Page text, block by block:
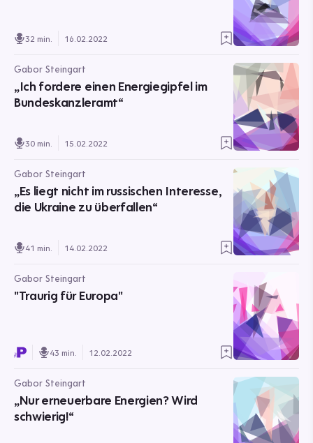
32 min. 16.02.2022
Gabor Steingart
„Ich fordere einen Energiegipfel im
Bundeskanzleramt“
30 min. 15.02.2022
Gabor Steingart
„Es liegt nicht im russischen Interesse,
die Ukraine zu überfallen“
41 min. 14.02.2022
Gabor Steingart
"Traurig für Europa"
43 min. 12.02.2022
Gabor Steingart
„Nur erneuerbare Energien? Wird
schwierig!“